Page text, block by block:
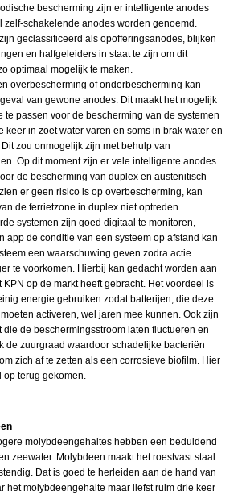
bescherming zijn er intelligente anodes
zelf-schakelende anodes worden genoemd.
geclassificeerd als opofferingsanodes, blijken
en halfgeleiders in staat te zijn om dit
optimaal mogelijk te maken.
overbescherming of onderbescherming kan
van gewone anodes. Dit maakt het mogelijk
te passen voor de bescherming van de systemen
keer in zoet water varen en soms in brak water en
zou onmogelijk zijn met behulp van
Op dit moment zijn er vele intelligente anodes
de bescherming van duplex en austenitisch
er geen risico is op overbescherming, kan
de ferrietzone in duplex niet optreden.
systemen zijn goed digitaal te monitoren,
app de conditie van een systeem op afstand kan
een waarschuwing geven zodra actie
te voorkomen. Hierbij kan gedacht worden aan
KPN op de markt heeft gebracht. Het voordeel is
energie gebruiken zodat batterijen, die deze
activeren, wel jaren mee kunnen. Ook zijn
die de beschermingsstroom laten fluctueren en
de zuurgraad waardoor schadelijke bacteriën
zich af te zetten als een corrosieve biofilm. Hier
op terug gekomen.
molybdeengehaltes hebben een beduidend
zeewater. Molybdeen maakt het roestvast staal
Dat is goed te herleiden aan de hand van
het molybdeengehalte maar liefst ruim drie keer